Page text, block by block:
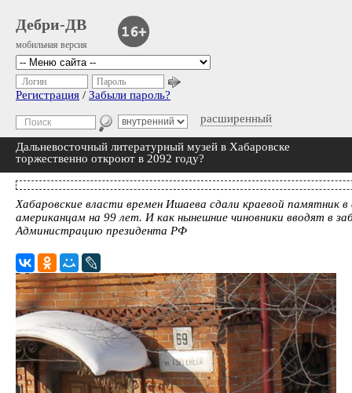
Дебри-ДВ
мобильная версия
расширенный
Логин Пароль
Регистрация / Забыли пароль?
Дальневосточный литературный музей в Хабаровске
торжественно откроют в 2092 году?
Хабаровские власти времен Ишаева сдали краевой памятник в
американцам на 99 лет. И как нынешние чиновники вводят в
Администрацию президента РФ